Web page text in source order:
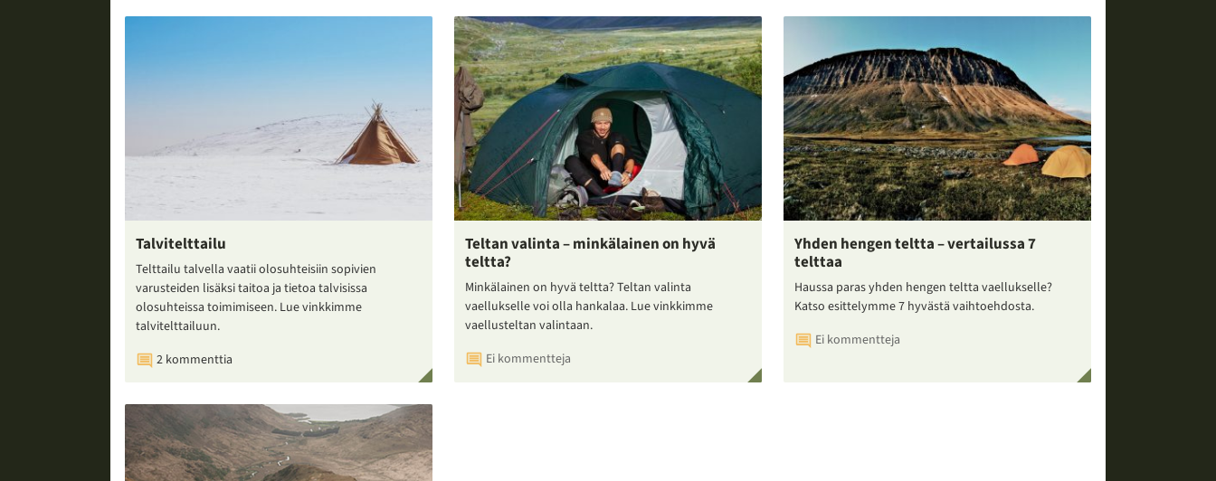
Talvitelttailu
Telttailu talvella vaatii olosuhteisiin sopivien
varusteiden lisäksi taitoa ja tietoa talvisissa
olosuhteissa toimimiseen. Lue vinkkimme
talvitelttailuun.
2 kommenttia
Teltan valinta – minkälainen on hyvä
teltta?
Minkälainen on hyvä teltta? Teltan valinta
vaellukselle voi olla hankalaa. Lue vinkkimme
vaellusteltan valintaan.
Ei kommentteja
Yhden hengen teltta – vertailussa 7
telttaa
Haussa paras yhden hengen teltta vaellukselle?
Katso esittelymme 7 hyvästä vaihtoehdosta.
Ei kommentteja